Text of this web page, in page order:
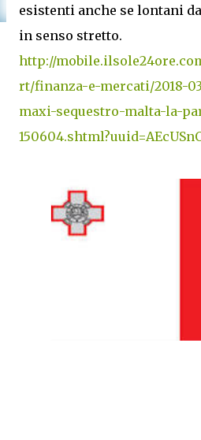
esistenti anche se lontani
in senso stretto.
http://
rt/finanza-e-mercati/2018-
maxi-sequestro-malta-la-